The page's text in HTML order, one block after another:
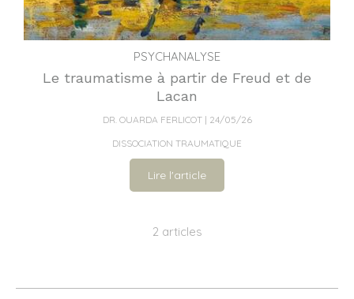
PSYCHANALYSE
Le traumatisme à partir de Freud et de
Lacan
DR. OUARDA FERLICOT
24/05/26
DISSOCIATION TRAUMATIQUE
Lire l'article
2 articles